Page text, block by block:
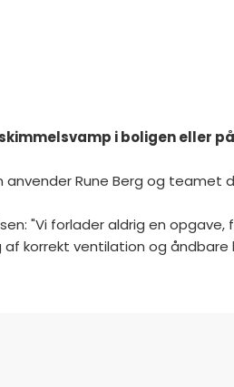
i boligen eller
Rune Berg og
"Vi forlader aldrig en
af korrekt ventilation og